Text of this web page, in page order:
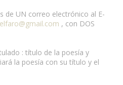
de UN correo electrónico al E-
, con DOS
: título de la poesía y
la poesía con su título y el